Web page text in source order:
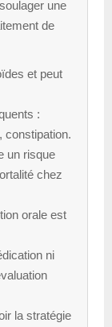
une
de
et peut
:
constipation.
un risque
chez
orale est
ni
la stratégie